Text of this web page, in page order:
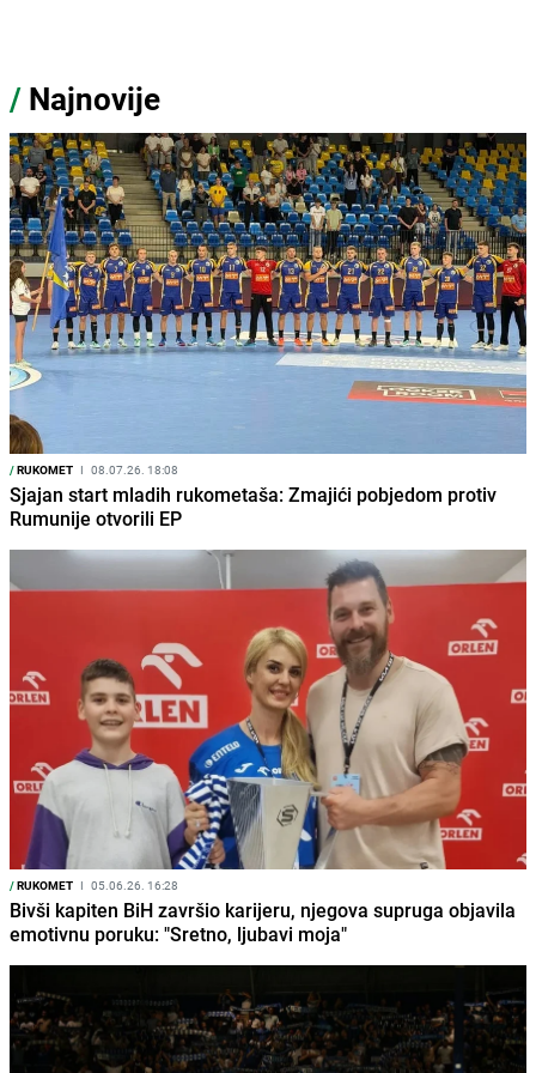
/ Najnovije
/RUKOMET I 08.07.26. 18:08
Sjajan start mladih rukometaša: Zmajići pobjedom protiv
Rumunije otvorili EP
/RUKOMET I 05.06.26. 16:28
Bivši kapiten BiH završio karijeru, njegova supruga objavila
emotivnu poruku: "Sretno, ljubavi moja"